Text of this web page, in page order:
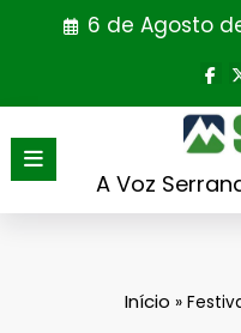
6 de Agosto
A Voz
Início »